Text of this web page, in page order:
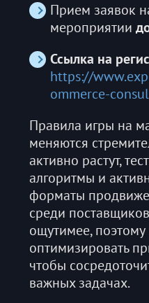
Прием заявок
мероприятии
Ссылка на
https://
ommerce-
Правила игры на
меняются
активно растут,
алгоритмы и
форматы
среди
ощутимее,
оптимизировать
чтобы
важных задачах.